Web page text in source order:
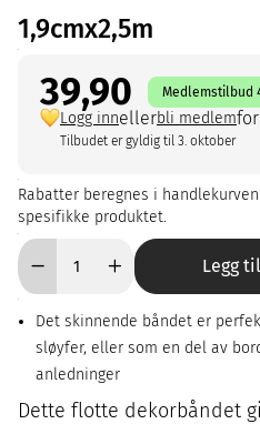
1,9cmx2,5m
39,90 Medlemstilbud
Logg innellerbli medlem
Tilbudet er gyldig til 3. oktober
Rabatter beregnes i
spesifikke produktet.
Legg
Det skinnende båndet er
sløyfer, eller som en del av
anledninger
Dette flotte dekorbåndet